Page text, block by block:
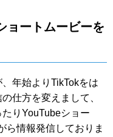
ートムービーを
年始よりTikTokをは
仕方を変えまして、
りYouTubeショー
ら情報発信しておりま